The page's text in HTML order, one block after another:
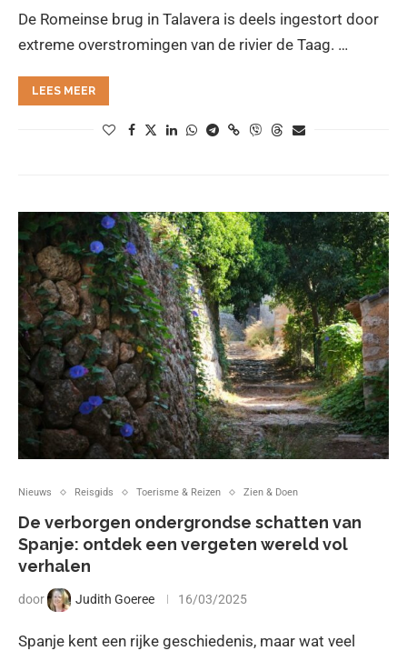
De Romeinse brug in Talavera is deels ingestort door
extreme overstromingen van de rivier de Taag. …
LEES MEER
Nieuws Reisgids Toerisme & Reizen Zien & Doen
De verborgen ondergrondse schatten van
Spanje: ontdek een vergeten wereld vol
verhalen
door Judith Goeree 16/03/2025
Spanje kent een rijke geschiedenis, maar wat veel